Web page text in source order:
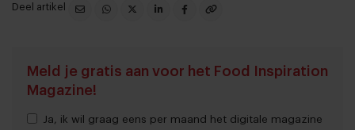
Deel artikel
Meld je gratis aan voor het Food Inspiration
Magazine!
Ja, ik wil graag eens per maand het digitale magazine